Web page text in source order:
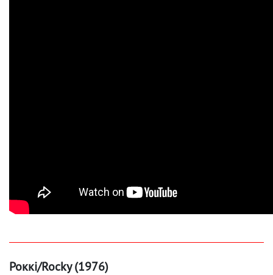
Роккі/Rocky (1976)